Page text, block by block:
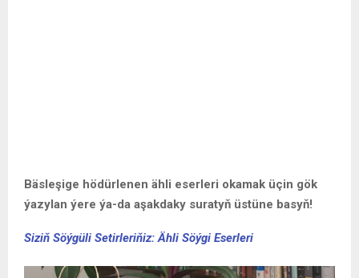
Bäsleşige hödürlenen ähli eserleri okamak üçin gök
ýazylan ýere ýa-da aşakdaky suratyň üstüne basyň!
Siziň Söýgüli Setirleriňiz: Ähli Söýgi Eserleri